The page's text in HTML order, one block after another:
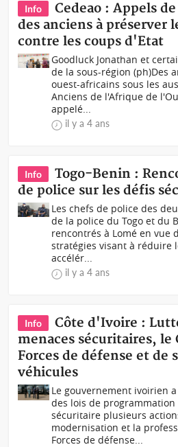
Info
Cedeao : Appels
des anciens à préserver
contre les coups d'Etat
Goodluck Jonathan et
de la sous-région (ph)Des
ouest-africains sous les
Anciens de l'Afrique de
appelé...
il y a 4 ans
Info
Togo-Benin :
de police sur les défis
Les chefs de police des
de la police du Togo et du
rencontrés à Lomé en vue
stratégies visant à réduire
accélér...
il y a 4 ans
Info
Côte d'Ivoire :
menaces sécuritaires, le
Forces de défense et de
véhicules
Le gouvernement ivoirien
des lois de
sécuritaire plusieurs
modernisation et la
Forces de défense...